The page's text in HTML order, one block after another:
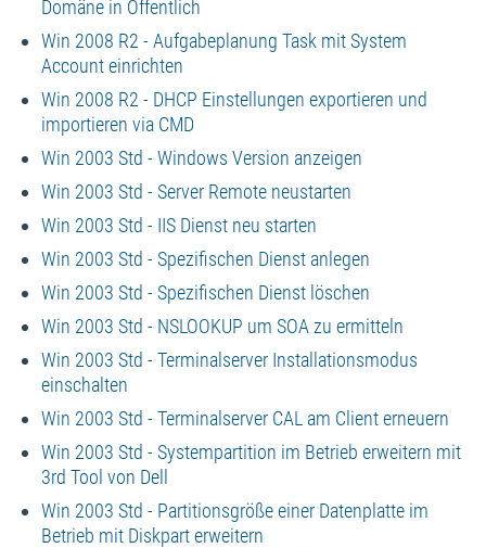
Domäne in Öffentlich
Win 2008 R2 - Aufgabeplanung Task mit System
Account einrichten
Win 2008 R2 - DHCP Einstellungen exportieren und
importieren via CMD
Win 2003 Std - Windows Version anzeigen
Win 2003 Std - Server Remote neustarten
Win 2003 Std - IIS Dienst neu starten
Win 2003 Std - Spezifischen Dienst anlegen
Win 2003 Std - Spezifischen Dienst löschen
Win 2003 Std - NSLOOKUP um SOA zu ermitteln
Win 2003 Std - Terminalserver Installationsmodus
einschalten
Win 2003 Std - Terminalserver CAL am Client erneuern
Win 2003 Std - Systempartition im Betrieb erweitern mit
3rd Tool von Dell
Win 2003 Std - Partitionsgröße einer Datenplatte im
Betrieb mit Diskpart erweitern